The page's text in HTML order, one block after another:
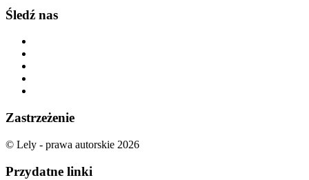
Śledź nas
Zastrzeżenie
© Lely - prawa autorskie 2026
Przydatne linki